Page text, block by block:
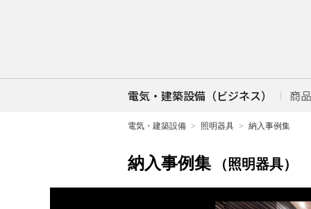
電気・建築設備（ビジネス） 商
電気・建築設備 照明器具 納入事例集
納入事例集 （照明器具）